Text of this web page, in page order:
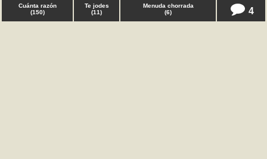
Cuánta razón
(150)
Te jodes
(11)
Menuda chorrada
(6) 4